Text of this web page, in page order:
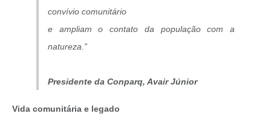
convívio comunitário
e ampliam o contato da população com a
natureza.”
Presidente da Conparq, Avair Júnior
Vida comunitária e legado